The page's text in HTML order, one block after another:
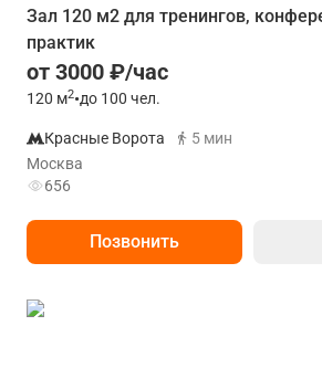
Зал 120 м2 для тренингов,
практик
от 3000 ₽/час
120 м2•до 100 чел.
Красные Ворота
5 мин
Москва
656
Позвонить